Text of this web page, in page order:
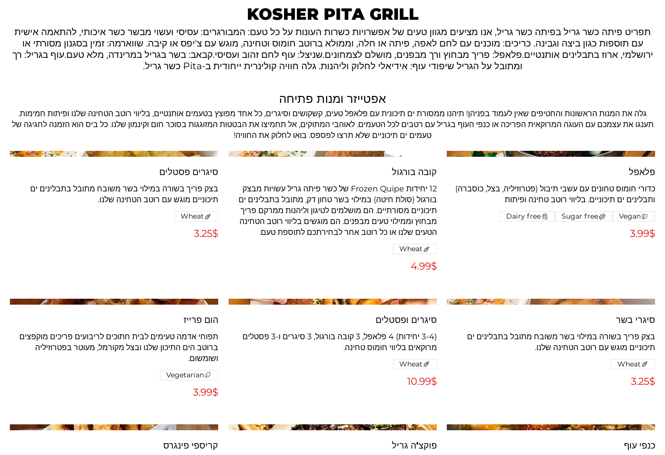
KOSHER PITA GRILL
תפריט פיתה כשר גריל בפיתה כשר גריל, אנו מציעים מגוון טעים של אפשרויות כשרות העונות על כל טעם: המבורגרים: עסיסי ועשוי מבשר כשר איכותי, להתאמה אישית
עם תוספות כגון ביצה וגבינה. כריכים: מוכנים עם לחם לאפה, פיתה או חלה, וממולא ברוטב חומוס וטחינה, מוגש עם צ'יפס או קיבה. שווארמה: זמין בסגנון מסורתי או
ירושלמי, ארוז בתבלינים אותנטיים.פלאפל: פריך מבחוץ ורך מבפנים, מושלם לצמחונים.שניצל: עוף לחם זהוב ועסיסי.קבאב: בשר בגריל במרינדה, מלא טעם.עוף בגריל: רך
ומתובל על הגריל שיפודי עוף: אידיאלי לחלוק וליהנות. גלה חוויה קולינרית ייחודית ב-Pita כשר גריל.
אפטייזר ומנות פתיחה
גלה את המנות הראשונות והחטיפים שאין לעמוד בפניהן! תיהנו ממסורת ים תיכונית עם פלאפל טעים, קשקושים וסיגרים, כל אחד מפוצץ בטעמים אותנטיים, בליווי רוטב הטחינה שלנו ופיתות חמימות.
תענגו את עצמכם עם העוגה המרוקאית הפריכה או כנפי העוף בגריל עם רטבים לכל הטעמים. לאוהבי המתוקים, אל תחמיצו את הבטטות המזוגגות בסוכר חום וקינמון שלנו. כל ביס הוא הזמנה לחגיגה של
טעמים ים תיכוניים שלא תרצו לפספס. בואו לחלוק את החוויה!
פלאפל
כדורי חומוס טחונים עם עשבי תיבול (פטרוזיליה, בצל, כוסברה)
ותבלינים ים תיכוניים. בליווי רוטב טחינה ופיתות
‏3.99 ‏$
Vegan
Sugar free
Dairy free
קובה בורגול
12 יחידות Frozen Quipe של כשר פיתה גריל עשויות מבצק
בורגול (סולת חיטה) במילוי בשר טחון דק, מתובל בתבלינים ים
תיכוניים מסורתיים. הם מושלמים לטיגון וליהנות ממרקם פריך
מבחוץ וממילוי טעים מבפנים. הם מוגשים בליווי רוטב הטחינה
הטעים שלנו או כל רוטב אחר לבחירתכם לתוספת טעם.
‏4.99 ‏$
Wheat
סיגרים פסטלים
בצק פריך בשורה במילוי בשר משובח מתובל בתבלינים ים
תיכוניים מוגש עם רוטב הטחינה שלנו.
‏3.25 ‏$
Wheat
סיגרי בשר
בצק פריך בשורה במילוי בשר משובח מתובל בתבלינים ים
תיכוניים מוגש עם רוטב הטחינה שלנו.
‏3.25 ‏$
Wheat
סיגרים ופסטלים
(3-4 יחידות) 4 פלאפל, 3 קובה בורגול, 3 סיגרים ו-3 פסטלים
מרוקאים בליווי חומוס טחינה.
‏10.99 ‏$
Wheat
הום פרייז
תפוחי אדמה טעימים לבית חתוכים לריבועים פריכים מוקפצים
ברוטב הים התיכון שלנו ובצל מקורמל, מעוטר בפטרוזיליה
ושומשום.
‏3.99 ‏$
Vegetarian
כנפי עוף פוקצ'ה גריל קריספי פינגרס